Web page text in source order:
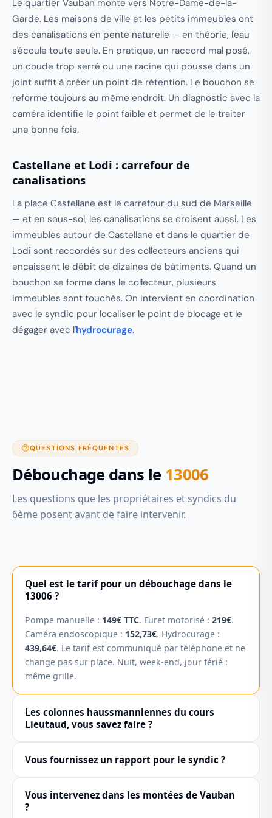
Le quartier Vauban monte vers Notre-Dame-de-la-
Garde. Les maisons de ville et les petits immeubles ont
des canalisations en pente naturelle — en théorie, l'eau
s'écoule toute seule. En pratique, un raccord mal posé,
un coude trop serré ou une racine qui pousse dans un
joint suffit à créer un point de rétention. Le bouchon se
reforme toujours au même endroit. Un diagnostic avec la
caméra identifie le point faible et permet de le traiter
une bonne fois.
Castellane et Lodi : carrefour de
canalisations
La place Castellane est le carrefour du sud de Marseille
— et en sous-sol, les canalisations se croisent aussi. Les
immeubles autour de Castellane et dans le quartier de
Lodi sont raccordés sur des collecteurs anciens qui
encaissent le débit de dizaines de bâtiments. Quand un
bouchon se forme dans le collecteur, plusieurs
immeubles sont touchés. On intervient en coordination
avec le syndic pour localiser le point de blocage et le
dégager avec l'hydrocurage.
QUESTIONS FRÉQUENTES
Débouchage dans le 13006
Les questions que les propriétaires et syndics du
6ème posent avant de faire intervenir.
Quel est le tarif pour un débouchage dans le
13006 ?
Pompe manuelle : 149€ TTC. Furet motorisé : 219€.
Caméra endoscopique : 152,73€. Hydrocurage :
439,64€. Le tarif est communiqué par téléphone et ne
change pas sur place. Nuit, week-end, jour férié :
même grille.
Les colonnes haussmanniennes du cours
Lieutaud, vous savez faire ?
cure chaque semaine dans le 6ème. On calibre la
pression au matériau — pas de jet agressif sur de la
fonte centenaire. Le curage se fait depuis le regard
en sous-sol, sans entrer dans les appartements.
Vous fournissez un rapport pour le syndic ?
parties communes.Photos, localisation du bouchon,
état des canalisations, recommandations.
Vous intervenez dans les montées de Vauban
?